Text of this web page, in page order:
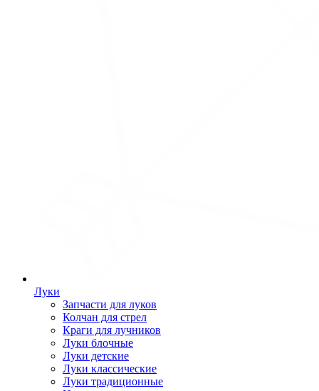
Луки
Запчасти для луков
Колчан для стрел
Краги для лучников
Луки блочные
Луки детские
Луки классические
Луки традиционные